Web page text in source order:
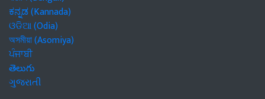
ಕನ್ನಡ (Kannada)
ଓଡିଆ (Odia)
অসমীয়া (Asomiya)
ਪੰਜਾਬੀ
తెలుగు
ગુજરાતી